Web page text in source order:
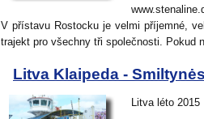
V přístavu Rostocku je velmi příjemné,
trajekt pro všechny tři společnosti. Pokud
Litva Klaipeda -
Litva léto 2015